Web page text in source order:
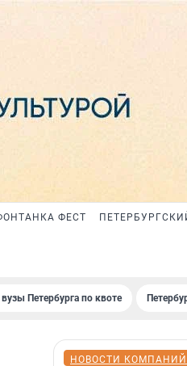
ФЕСТ
Петербурга по квоте
НОВОСТИ КОМПАНИЙ